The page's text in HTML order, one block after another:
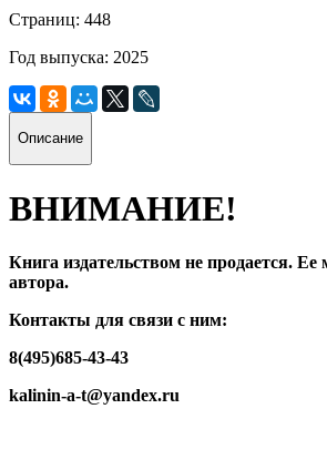
Страниц: 448
Год выпуска: 2025
Описание
ВНИМАНИЕ!
Книга издательством не продается.
автора.
Контакты для связи с ним:
8(495)685-43-43
kalinin-a-t@yandex.ru